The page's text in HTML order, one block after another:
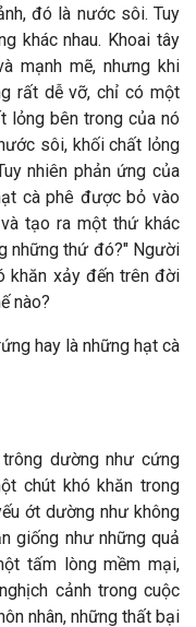
đó là nước sôi. Tuy
khác nhau. Khoai tây
mạnh mẽ, nhưng khi
rất dễ vỡ, chỉ có một
lỏng bên trong của nó
sôi, khối chất lỏng
nhiên phản ứng của
cà phê được bỏ vào
tạo ra một thứ khác
những thứ đó?" Người
khăn xảy đến trên đời
nào?
hay là những hạt cà
dường như cứng
chút khó khăn trong
ớt dường như không
giống như những quả
tấm lòng mềm mại,
cảnh trong cuộc
nhân, những thất bại